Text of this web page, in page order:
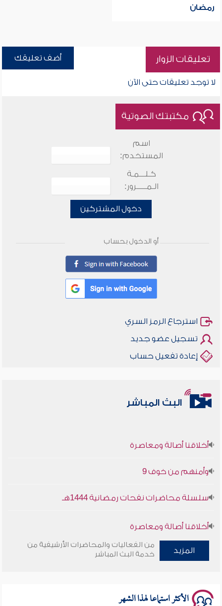
رمضان
تعليقات الزوار أضف تعليقك
لا توجد تعليقات حتى الآن
مكتبتك الصوتية
اسم
المستخدم:
كـلـــمـة
الـمـــــرور:
دخول المشتركين
أو الدخول بحساب
استرجاع الرمز السري
تسجيل عضو جديد
إعادة تفعيل حساب
البث المباشر
أخلاقنا أصالة ومعاصرة
وأمنهم من خوف 9
سلسلة محاضرات نفحات رمضانية 1444هـ
أخلاقنا أصالة ومعاصرة
وأمنهم من خوف 9
المزيد
من الفعاليات والمحاضرات الأرشيفية من
خدمة البث المباشر
الأكثر استماعا لهذا الشهر